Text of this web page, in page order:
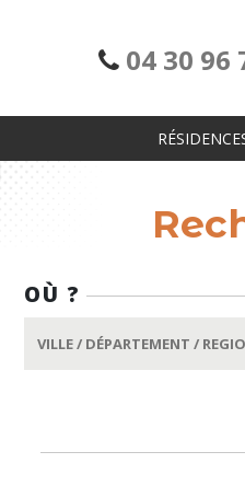
04 30 96
OÙ ?